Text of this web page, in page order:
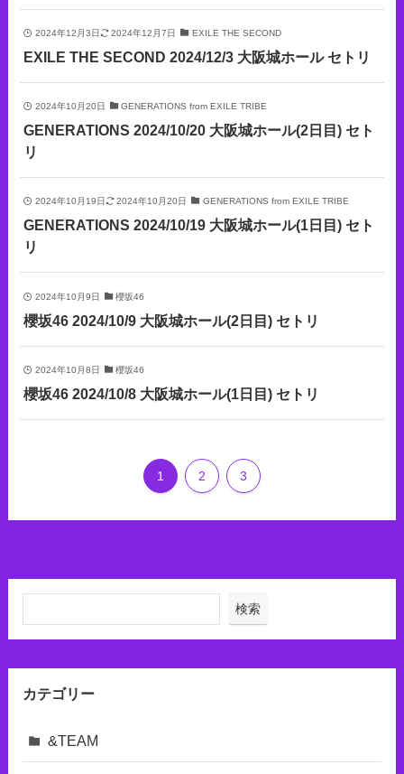
2024年12月3日 2024年12月7日 EXILE THE SECOND
EXILE THE SECOND 2024/12/3 大阪城ホール セトリ
2024年10月20日 GENERATIONS from EXILE TRIBE
GENERATIONS 2024/10/20 大阪城ホール(2日目) セト
リ
2024年10月19日 2024年10月20日 GENERATIONS from EXILE TRIBE
GENERATIONS 2024/10/19 大阪城ホール(1日目) セト
リ
2024年10月9日 櫻坂46
櫻坂46 2024/10/9 大阪城ホール(2日目) セトリ
2024年10月8日 櫻坂46
櫻坂46 2024/10/8 大阪城ホール(1日目) セトリ
1 2 3
検索
カテゴリー
&TEAM